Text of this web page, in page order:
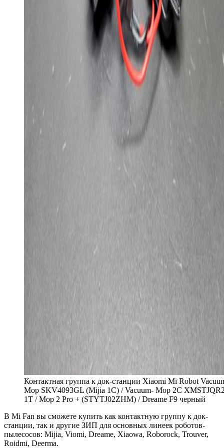
Контактная группа к док-станции Xiaomi Mi Robot
Mop SKV4093GL (Mijia 1C) / Vacuum- Mop 2C
1T / Mop 2 Pro + (STYTJ02ZHM) / Dreame F9 черный
В Mi Fan вы сможете купить как контактную группу к док-
станции, так и другие ЗИП для основных линеек роботов-
пылесосов: Mijia, Viomi, Dreame, Xiaowa, Roborock, Trouver,
Roidmi, Deerma.